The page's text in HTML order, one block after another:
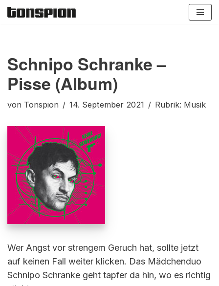
Schnipo Schranke –
Pisse (Album)
von Tonspion 14. September 2021 Rubrik: Musik
Wer Angst vor strengem Geruch hat, sollte jetzt
auf keinen Fall weiter klicken. Das Mädchenduo
Schnipo Schranke geht tapfer da hin, wo es richtig